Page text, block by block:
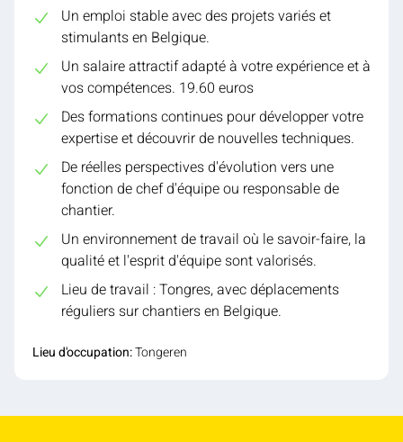
Un emploi stable avec des projets variés et
stimulants en Belgique.
Un salaire attractif adapté à votre expérience et à
vos compétences. 19.60 euros
Des formations continues pour développer votre
expertise et découvrir de nouvelles techniques.
De réelles perspectives d'évolution vers une
fonction de chef d'équipe ou responsable de
chantier.
Un environnement de travail où le savoir-faire, la
qualité et l'esprit d'équipe sont valorisés.
Lieu de travail : Tongres, avec déplacements
réguliers sur chantiers en Belgique.
Lieu d'occupation:Tongeren